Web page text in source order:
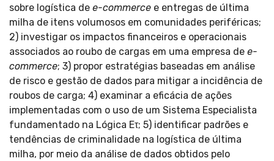
sobre logística de e-commerce e entregas de última
milha de itens volumosos em comunidades periféricas;
2) investigar os impactos financeiros e operacionais
associados ao roubo de cargas em uma empresa de e-
commerce; 3) propor estratégias baseadas em análise
de risco e gestão de dados para mitigar a incidência de
roubos de carga; 4) examinar a eficácia de ações
implementadas com o uso de um Sistema Especialista
fundamentado na Lógica Eτ; 5) identificar padrões e
tendências de criminalidade na logística de última
milha, por meio da análise de dados obtidos pelo